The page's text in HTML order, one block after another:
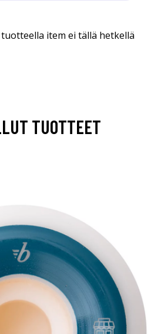
item ei tällä hetkellä
TUOTTEET